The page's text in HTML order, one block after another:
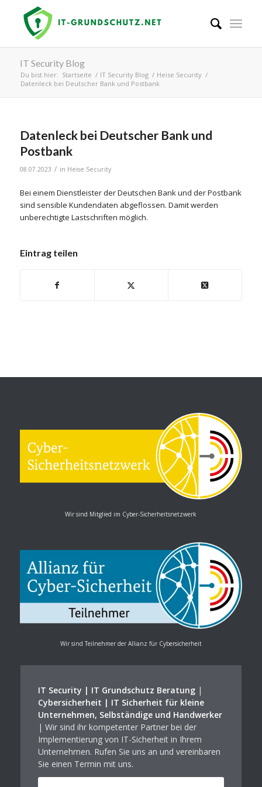
IT Security Blog
Du bist hier: Startseite / IT Security Blog / Heise.Security /
Datenleck bei Deutscher Bank und Postbank
Datenleck bei Deutscher Bank und
Postbank
08.07.2023 / in Heise.Security
Bei einem Dienstleister der Deutschen Bank und der Postbank
sind sensible Kundendaten abgeflossen. Damit werden
unberechtigte Lastschriften möglich.
Eintrag teilen
Wir sind Mitglied im Cyber-Sicherheitsnetzwerk
Wir sind Teilnehmer der Allianz für Cybersicherheit
IT Security | IT Grundschutz Beratung|
Cybersicherheit | IT Sicherheit für kleine
Unternehmen, Selbständige und Handwerker
| Wir sind ihr kompetenter Partner bei der
Implementierung von IT-Sicherheit in Ihrem
Unternehmen. Rufen Sie uns an und vereinbaren
Sie einen Termin mit uns.